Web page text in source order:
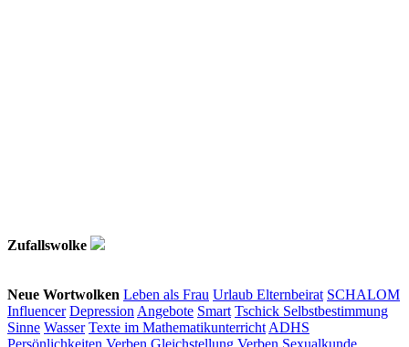
Zufallswolke
Neue Wortwolken Leben als Frau Urlaub Elternbeirat SCHALOM
Influencer Depression Angebote Smart Tschick Selbstbestimmung
Sinne Wasser Texte im Mathematikunterricht ADHS
Persönlichkeiten Verben Gleichstellung Verben Sexualkunde